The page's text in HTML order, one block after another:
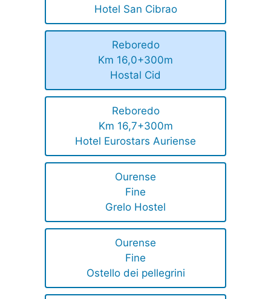
Hotel San Cibrao
Reboredo
Km 16,0+300m
Hostal Cid
Reboredo
Km 16,7+300m
Hotel Eurostars Auriense
Ourense
Fine
Grelo Hostel
Ourense
Fine
Ostello dei pellegrini